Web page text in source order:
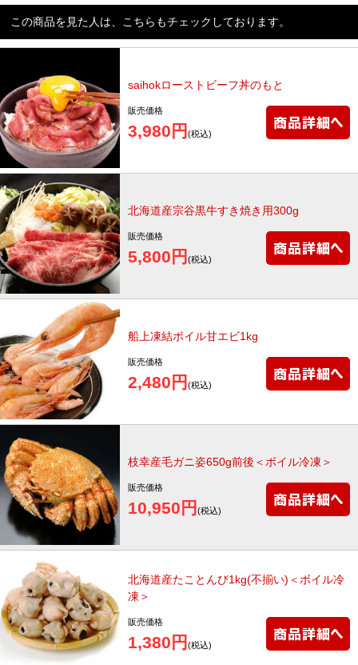
この商品を見た人は、こちらもチェックしております。
saihokローストビーフ丼のもと
販売価格
3,980円 (税込)
北海道産宗谷黒牛すき焼き用300g
販売価格
5,800円 (税込)
船上凍結ボイル甘エビ1kg
販売価格
2,480円 (税込)
枝幸産毛ガニ姿650g前後＜ボイル冷凍＞
販売価格
10,950円 (税込)
北海道産たことんび1kg(不揃い)＜ボイル冷
凍＞
販売価格
1,380円 (税込)